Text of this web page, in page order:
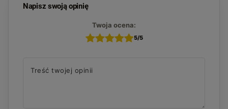
Napisz swoją opinię
Twoja ocena:
5/5
Treść twojej opinii